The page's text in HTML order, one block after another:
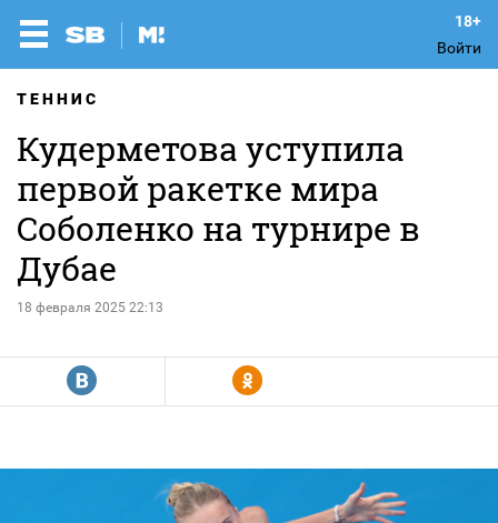
Войти
ТЕННИС
Кудерметова уступила
первой ракетке мира
Соболенко на турнире в
Дубае
18 февраля 2025 22:13
R Y